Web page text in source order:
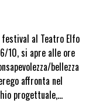
al Teatro Elfo
10, si apre alle ore
bellezza
affronta nel
progettuale,…